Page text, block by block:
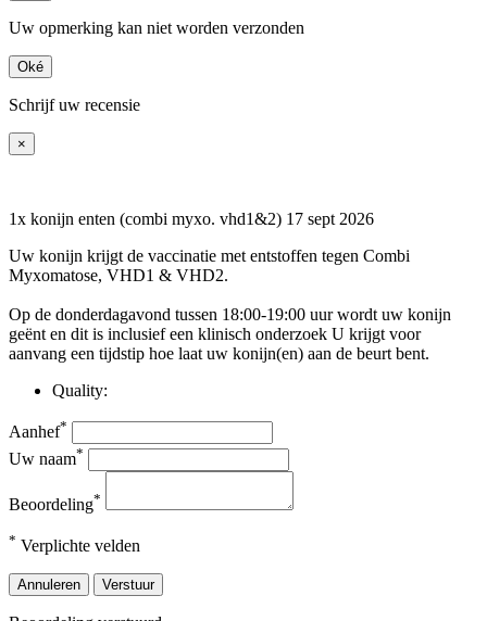
Uw opmerking kan niet worden verzonden
Oké
Schrijf uw recensie
×
1x konijn enten (combi myxo. vhd1&2) 17 sept 2026
Uw konijn krijgt de vaccinatie met entstoffen tegen Combi
Myxomatose, VHD1 & VHD2.
Op de donderdagavond tussen 18:00-19:00 uur wordt uw konijn
geënt en dit is inclusief een klinisch onderzoek U krijgt voor
aanvang een tijdstip hoe laat uw konijn(en) aan de beurt bent.
Quality:
Aanhef*
Uw naam*
Beoordeling*
* Verplichte velden
Annuleren Verstuur